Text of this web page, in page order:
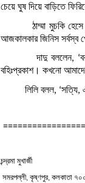
চেয়ে ঘুষ দিয়ে বাড়িতে
ঠাম্মা মুচকি হেসে
আজকালকার জিনিস সর্বস্ব
দাদু বললেন, ‘বরদের
বহিঃপ্রকাশ। কখনো
লিলি বলল, ‘সত্যি,
চন্দ্রমা মুখার্জী
সমরপল্লী, কৃষ্ণপুর, কলকাতা